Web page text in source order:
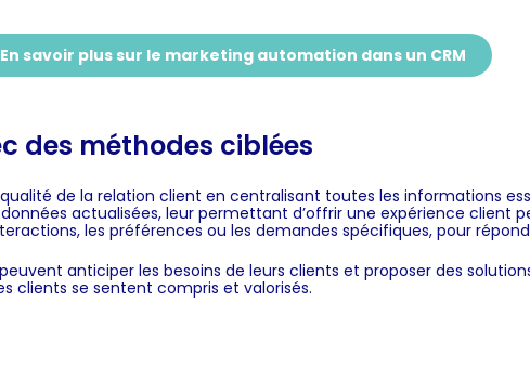
En savoir plus sur le marketing automation dans un CRM
des méthodes ciblées
de la relation client en centralisant toutes les informations
actualisées, leur permettant d’offrir une expérience client
les préférences ou les demandes spécifiques, pour
anticiper les besoins de leurs clients et proposer des
clients se sentent compris et valorisés.